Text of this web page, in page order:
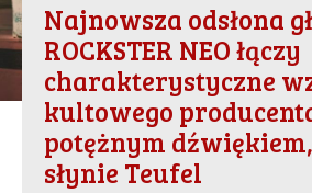
Najnowsza odsłona
ROCKSTER NEO łączy
charakterystyczne
kultowego
potężnym
słynie Teufel